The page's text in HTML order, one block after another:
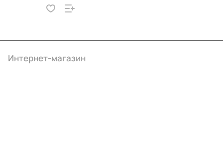
Интернет-магазин